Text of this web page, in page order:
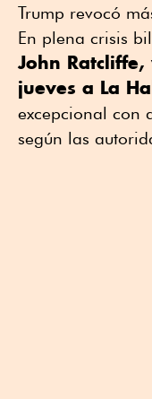
Trump revocó
En plena crisis
John
jueves a La
excepcional con
según las